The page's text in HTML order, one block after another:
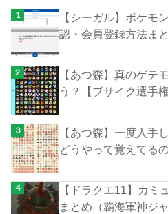
【シーガル】ポケモ
認・会員登録方法ま
【あつ森】真のゲテ
う？【ブサイク選手権
【あつ森】一度入手
どうやって覚えてる
【ドラクエ11】カミ
まとめ（覇海軍神ジ